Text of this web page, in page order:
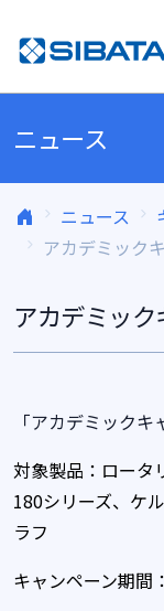
ニュース
ニュース
アカデミック
アカデミッ
「アカデミック
対象製品：ロータ
180シリーズ、ケ
ラフ
キャンペーン期間